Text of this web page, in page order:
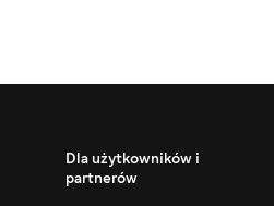
Dla użytkowników i
partnerów